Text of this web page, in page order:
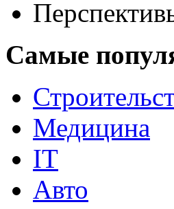
Самые
Медицина
IT
Авто